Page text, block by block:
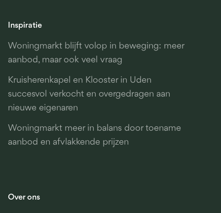
Inspiratie
Woningmarkt blijft volop in beweging: meer
aanbod, maar ook veel vraag
Kruisherenkapel en Klooster in Uden
succesvol verkocht en overgedragen aan
nieuwe eigenaren
Woningmarkt meer in balans door toename
aanbod en afvlakkende prijzen
Over ons